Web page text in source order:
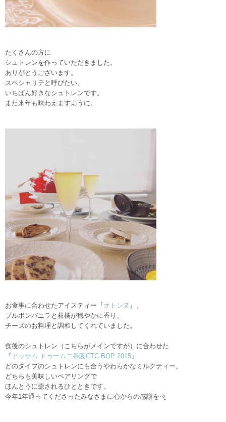
たくさんの方に
シュトレンを作っていただきました。
ありがとうございます。
スペシャリテと呼びたい、
いちばん好きなシュトレンです。
また来年も味わえますように。
お食事に合わせたアイスティー『オトンヌ 』、
ブルボンバニラと柑橘が穏やかに香り、
チーズのお料理と調和してくれていました。
食後のシュトレン（こちらがメインですが）に合わせた
『アッサム ドゥームニ茶園CTC BOP 2015』
どのタイプのシュトレンにも合うやわらかなミルクティー。
どちらも美味しいペアリングで
ほんとうに癒されるひとときです。
今年1年通ってくださったみなさまに心からの感謝を‧✧̣̥̇